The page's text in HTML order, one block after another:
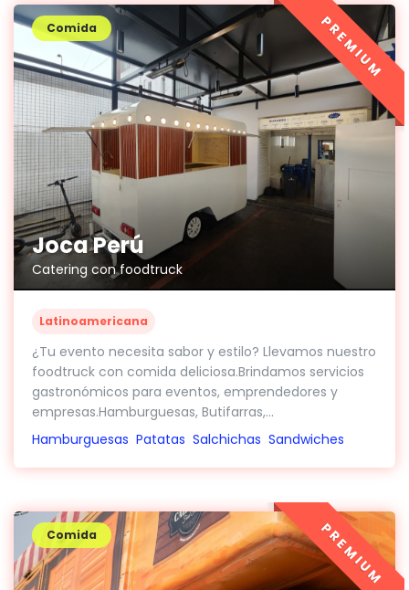
Joca Perú
Catering con foodtruck
Comida
Latinoamericana
¿Tu evento necesita sabor y estilo? Llevamos nuestro
foodtruck con comida deliciosa.Brindamos servicios
gastronómicos para eventos, emprendedores y
empresas.Hamburguesas, Butifarras,...
Hamburguesas Patatas Salchichas Sandwiches
PREMIUM
Comida PREMIUM